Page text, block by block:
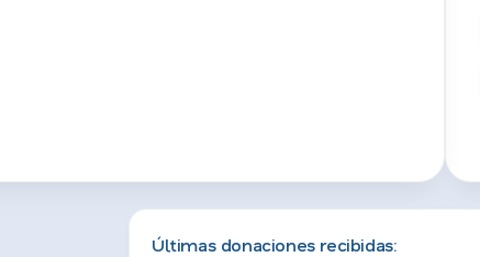
Últimas donaciones recibidas: